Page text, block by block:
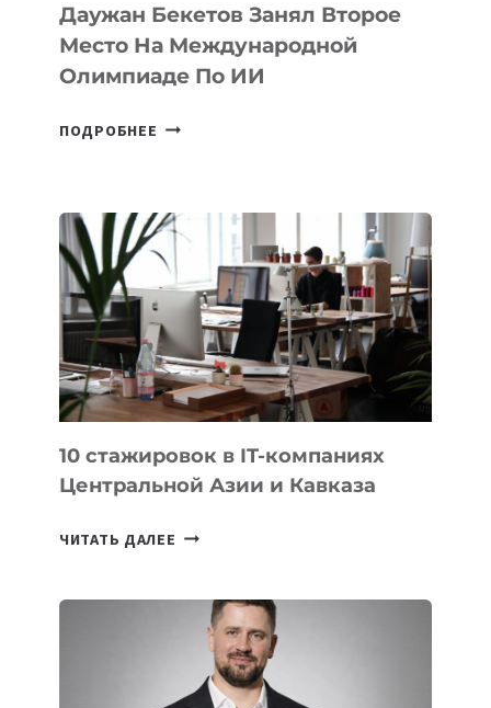
Даужан Бекетов Занял Второе
Место На Международной
Олимпиаде По ИИ
ПОДРОБНЕЕ КАЗАХСТАНСКИЙ
ЗАНЯЛ
ВТОРОЕ
МЕСТО
НА
МЕЖДУНАРОДНОЙ
ОЛИМПИАДЕ
ПО
ИИ
10 стажировок в IT-компаниях
Центральной Азии и Кавказа
ЧИТАТЬ ДАЛЕЕ 10
КОМПАНИЯХ
ЦЕНТРАЛЬНОЙ
АЗИИ